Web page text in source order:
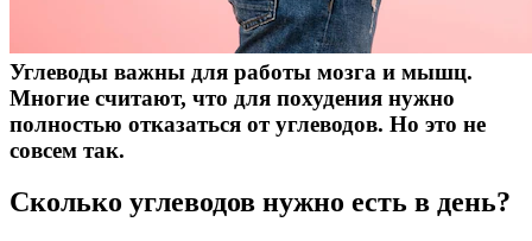
Углеводы важны для работы мозга и мышц.
Многие считают, что для похудения нужно
полностью отказаться от углеводов. Но это не
совсем так.
Сколько углеводов нужно есть в день?